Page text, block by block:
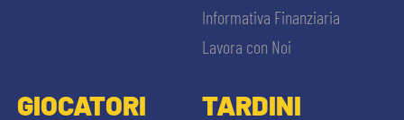
Informativa Finanziaria
Lavora con Noi
GIOCATORI TARDINI